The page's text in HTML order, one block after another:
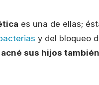
es una de ellas;
y del bloqueo
sus hijos también